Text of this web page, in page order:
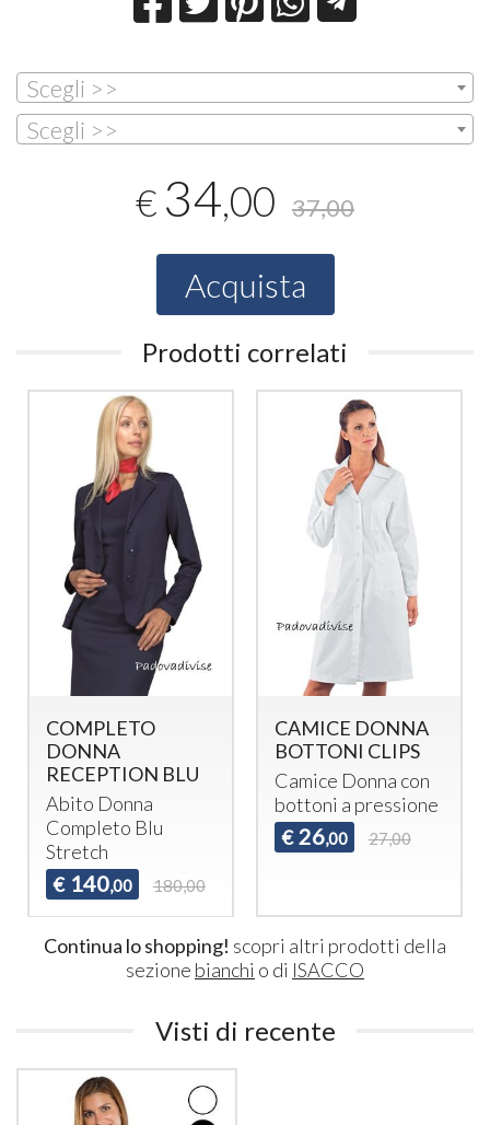
Scegli >>
Scegli >>
€ 34,00 37,00
Acquista
Prodotti correlati
CAMICE DONNA
BOTTONI CLIPS
Camice Donna con
bottoni a pressione
€ 26,00 27,00
BLUSA BALI
CASACCA
BOHEME
Blusa Bali casacca
Boheme
€ 34
Continua lo shopping! scopri altri prodotti della
sezione bianchi o di ISACCO
Visti di recente